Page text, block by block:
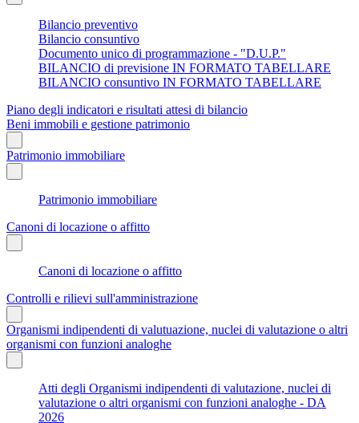
Bilancio preventivo
Bilancio consuntivo
Documento unico di programmazione - "D.U.P."
BILANCIO di previsione IN FORMATO TABELLARE
BILANCIO consuntivo IN FORMATO TABELLARE
Piano degli indicatori e risultati attesi di bilancio
Beni immobili e gestione patrimonio
Patrimonio immobiliare
Patrimonio immobiliare
Canoni di locazione o affitto
Canoni di locazione o affitto
Controlli e rilievi sull'amministrazione
Organismi indipendenti di valutuazione, nuclei di valutazione o altri
organismi con funzioni analoghe
Atti degli Organismi indipendenti di valutazione, nuclei di
valutazione o altri organismi con funzioni analoghe - DA
2026